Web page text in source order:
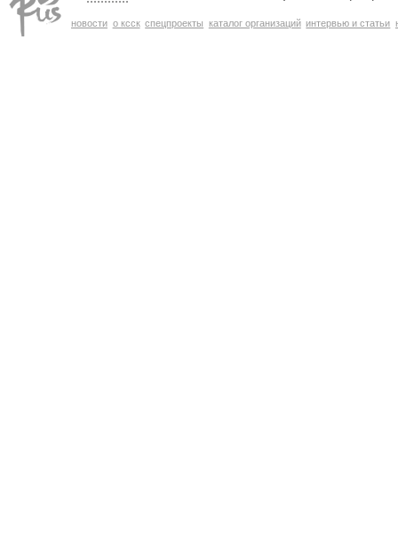
новости о ксск спецпроекты каталог организаций интервью и статьи